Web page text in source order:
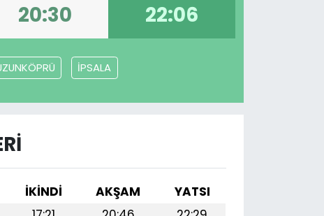
20:30 22:06
İPSALA
İKINDI AKŞAM
YATSI